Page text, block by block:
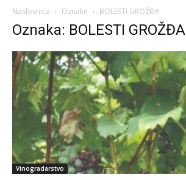
Naslovnica Oznake BOLESTI GROŽĐA
Oznaka: BOLESTI GROŽĐA
Vinogradarstvo